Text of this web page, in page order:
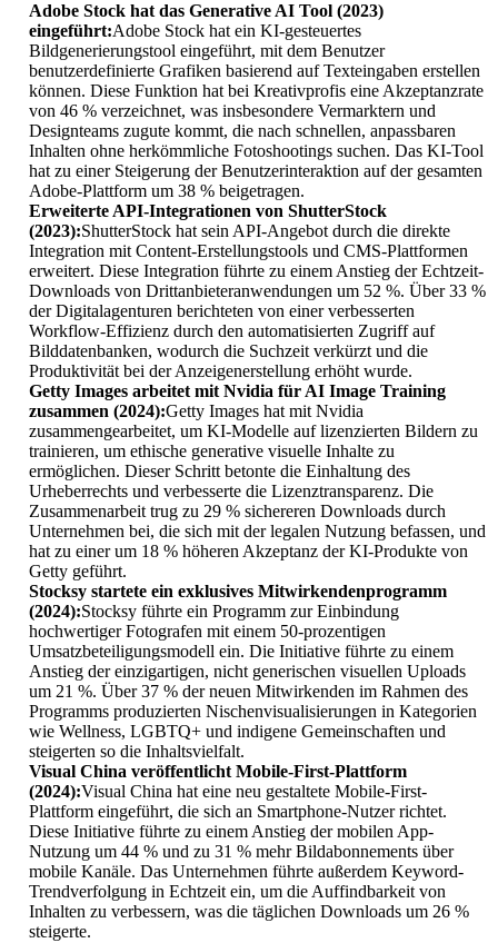
Adobe Stock hat das Generative AI Tool (2023)
eingeführt:Adobe Stock hat ein KI-gesteuertes
Bildgenerierungstool eingeführt, mit dem Benutzer
benutzerdefinierte Grafiken basierend auf Texteingaben erstellen
können. Diese Funktion hat bei Kreativprofis eine Akzeptanzrate
von 46 % verzeichnet, was insbesondere Vermarktern und
Designteams zugute kommt, die nach schnellen, anpassbaren
Inhalten ohne herkömmliche Fotoshootings suchen. Das KI-Tool
hat zu einer Steigerung der Benutzerinteraktion auf der gesamten
Adobe-Plattform um 38 % beigetragen.
Erweiterte API-Integrationen von ShutterStock
(2023):ShutterStock hat sein API-Angebot durch die direkte
Integration mit Content-Erstellungstools und CMS-Plattformen
erweitert. Diese Integration führte zu einem Anstieg der Echtzeit-
Downloads von Drittanbieteranwendungen um 52 %. Über 33 %
der Digitalagenturen berichteten von einer verbesserten
Workflow-Effizienz durch den automatisierten Zugriff auf
Bilddatenbanken, wodurch die Suchzeit verkürzt und die
Produktivität bei der Anzeigenerstellung erhöht wurde.
Getty Images arbeitet mit Nvidia für AI Image Training
zusammen (2024):Getty Images hat mit Nvidia
zusammengearbeitet, um KI-Modelle auf lizenzierten Bildern zu
trainieren, um ethische generative visuelle Inhalte zu
ermöglichen. Dieser Schritt betonte die Einhaltung des
Urheberrechts und verbesserte die Lizenztransparenz. Die
Zusammenarbeit trug zu 29 % sichereren Downloads durch
Unternehmen bei, die sich mit der legalen Nutzung befassen, und
hat zu einer um 18 % höheren Akzeptanz der KI-Produkte von
Getty geführt.
Stocksy startete ein exklusives Mitwirkendenprogramm
(2024):Stocksy führte ein Programm zur Einbindung
hochwertiger Fotografen mit einem 50-prozentigen
Umsatzbeteiligungsmodell ein. Die Initiative führte zu einem
Anstieg der einzigartigen, nicht generischen visuellen Uploads
um 21 %. Über 37 % der neuen Mitwirkenden im Rahmen des
Programms produzierten Nischenvisualisierungen in Kategorien
wie Wellness, LGBTQ+ und indigene Gemeinschaften und
steigerten so die Inhaltsvielfalt.
Visual China veröffentlicht Mobile-First-Plattform
(2024):Visual China hat eine neu gestaltete Mobile-First-
Plattform eingeführt, die sich an Smartphone-Nutzer richtet.
Diese Initiative führte zu einem Anstieg der mobilen App-
Nutzung um 44 % und zu 31 % mehr Bildabonnements über
mobile Kanäle. Das Unternehmen führte außerdem Keyword-
Trendverfolgung in Echtzeit ein, um die Auffindbarkeit von
Inhalten zu verbessern, was die täglichen Downloads um 26 %
steigerte.